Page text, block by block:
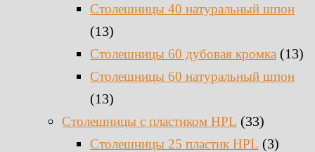
Столешницы 40 натуральный шпон
(13)
Столешницы 60 дубовая кромка (13)
Столешницы 60 натуральный шпон
(13)
Столешницы c пластиком HPL (33)
Столешницы 25 пластик HPL (3)